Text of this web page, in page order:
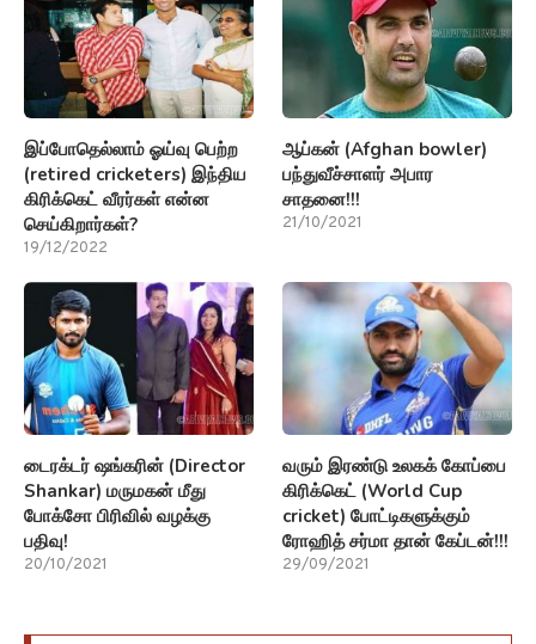
இப்போதெல்லாம் ஓய்வு பெற்ற
(retired cricketers) இந்திய
கிரிக்கெட் வீரர்கள் என்ன
செய்கிறார்கள்?
19/12/2022
ஆப்கன் (Afghan bowler)
பந்துவீச்சாளர் அபார
சாதனை!!!
21/10/2021
டைரக்டர் ஷங்கரின் (Director
Shankar) மருமகன் மீது
போக்சோ பிரிவில் வழக்கு
பதிவு!
20/10/2021
வரும் இரண்டு உலகக் கோப்பை
கிரிக்கெட் (World Cup
cricket) போட்டிகளுக்கும்
ரோஹித் சர்மா தான் கேப்டன்!!!
29/09/2021